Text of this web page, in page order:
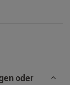
oder